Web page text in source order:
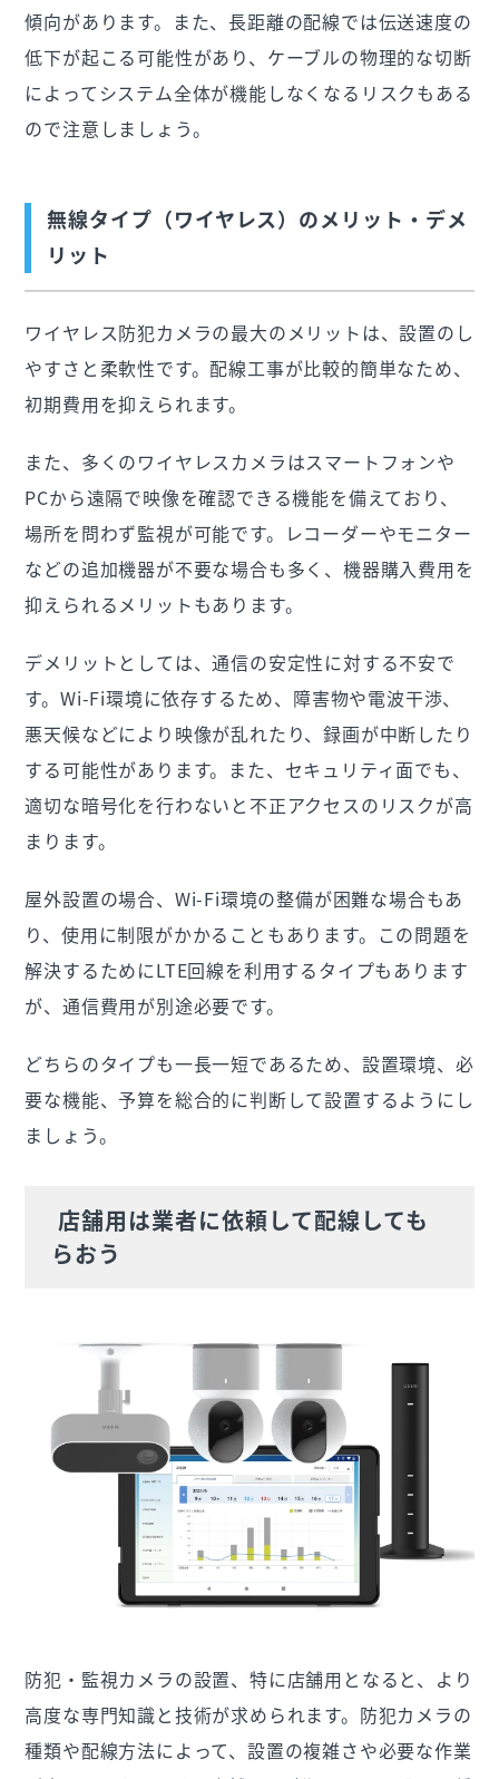
傾向があります。また、長距離の配線では伝送速度の
低下が起こる可能性があり、ケーブルの物理的な切断
によってシステム全体が機能しなくなるリスクもある
ので注意しましょう。
無線タイプ（ワイヤレス）のメリット・デメ
リット
ワイヤレス防犯カメラの最大のメリットは、設置のし
やすさと柔軟性です。配線工事が比較的簡単なため、
初期費用を抑えられます。
また、多くのワイヤレスカメラはスマートフォンや
PCから遠隔で映像を確認できる機能を備えており、
場所を問わず監視が可能です。レコーダーやモニター
などの追加機器が不要な場合も多く、機器購入費用を
抑えられるメリットもあります。
デメリットとしては、通信の安定性に対する不安で
す。Wi-Fi環境に依存するため、障害物や電波干渉、
悪天候などにより映像が乱れたり、録画が中断したり
する可能性があります。また、セキュリティ面でも、
適切な暗号化を行わないと不正アクセスのリスクが高
まります。
屋外設置の場合、Wi-Fi環境の整備が困難な場合もあ
り、使用に制限がかかることもあります。この問題を
解決するためにLTE回線を利用するタイプもあります
が、通信費用が別途必要です。
どちらのタイプも一長一短であるため、設置環境、必
要な機能、予算を総合的に判断して設置するようにし
ましょう。
店舗用は業者に依頼して配線しても
らおう
防犯・監視カメラの設置、特に店舗用となると、より
高度な専門知識と技術が求められます。防犯カメラの
種類や配線方法によって、設置の複雑さや必要な作業